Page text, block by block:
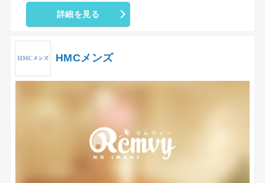
詳細を見る
HMCメンズ